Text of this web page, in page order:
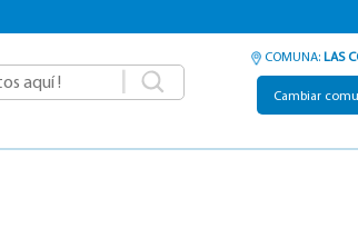
COMUNA: LAS
Cambiar